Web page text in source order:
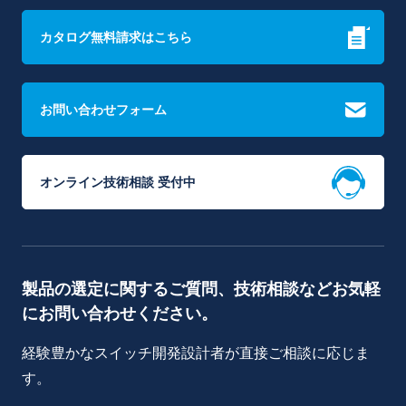
カタログ無料請求はこちら
お問い合わせフォーム
オンライン技術相談 受付中
製品の選定に関するご質問、技術相談などお気軽
にお問い合わせください。
経験豊かなスイッチ開発設計者が直接ご相談に応じま
す。